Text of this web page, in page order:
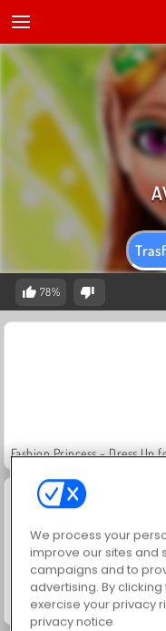
78%
Masha and the Bear:
We process your
improve our sites and
campaigns and to
advertising. By
exercise your privacy
privacy notice